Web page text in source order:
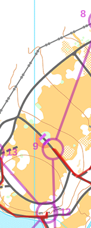
8
9
12
13